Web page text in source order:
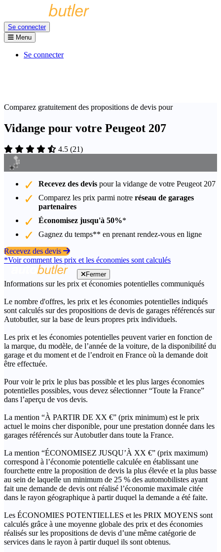
Se connecter
Menu
Se connecter
Comparez gratuitement des propositions de devis pour
Vidange pour votre Peugeot 207
4.5 (21)
Recevez des devis pour la vidange de votre Peugeot 207
Comparez les prix parmi notre réseau de garages
partenaires
Économisez jusqu'à 50%*
Gagnez du temps** en prenant rendez-vous en ligne
Recevez des devis
*Voir comment les prix et les économies sont calculés
Fermer
Informations sur les prix et économies potentielles communiqués
Le nombre d'offres, les prix et les économies potentielles indiqués
sont calculés sur des propositions de devis de garages référencés sur
Autobutler, sur la base de leurs propres prix individuels.
Les prix et les économies potentielles peuvent varier en fonction de
la marque, du modèle, de l’année de la voiture, de la disponibilité du
garage et du moment et de l’endroit en France où la demande doit
être effectuée.
Pour voir le prix le plus bas possible et les plus larges économies
potentielles possibles, vous devez sélectionner “Toute la France”
dans l’aperçu de vos devis.
La mention “À PARTIR DE XX €” (prix minimum) est le prix
actuel le moins cher disponible, pour une prestation donnée dans les
garages référencés sur Autobutler dans toute la France.
La mention “ÉCONOMISEZ JUSQU’À XX €” (prix maximum)
correspond à l’économie potentielle calculée en établissant une
fourchette entre la proposition de devis la plus élevée et la plus basse
au sein de laquelle un minimum de 25 % des automobilistes ayant
fait une demande de devis ont réalisé l’économie maximale citée
dans le rayon géographique à partir duquel la demande a été faite.
Les ÉCONOMIES POTENTIELLES et les PRIX MOYENS sont
calculés grâce à une moyenne globale des prix et des économies
réalisés sur les propositions de devis d’une même catégorie de
services dans le rayon à partir duquel ils sont obtenus.